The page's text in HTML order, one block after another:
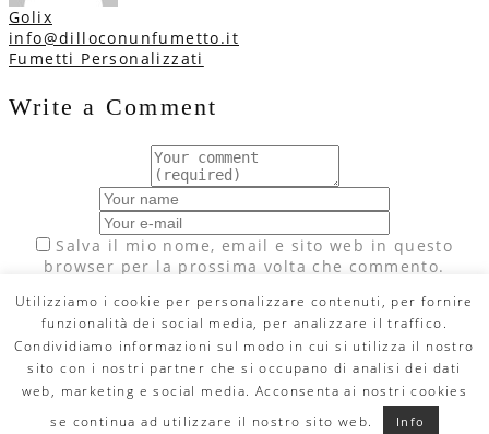
Golix
info@dilloconunfumetto.it
Navigazione
articoli
Fumetti Personalizzati
Write a Comment
Salva il mio nome, email e sito web in questo
browser per la prossima volta che commento.
© Copyright 2020 DILLO CON UN FUMETTO. All Rights Reserved -
MAIL:
info@dilloconunfumetto.it - TEL: 339.7079217 -
PRIVACY
facebook
Utilizziamo i cookie per personalizzare contenuti, per fornire
funzionalità dei social media, per analizzare il traffico.
Condividiamo informazioni sul modo in cui si utilizza il nostro
sito con i nostri partner che si occupano di analisi dei dati
web, marketing e social media. Acconsenta ai nostri cookies
se continua ad utilizzare il nostro sito web.
Info